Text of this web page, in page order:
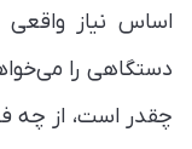
اساس نیاز
دستگاهی را
چقدر است، از چه